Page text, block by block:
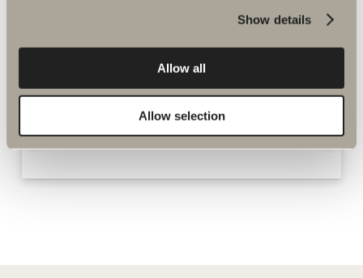
Show details
Allow all
Allow selection
Flere produkter inden for Reservedele
Spika brusesæt reservedele